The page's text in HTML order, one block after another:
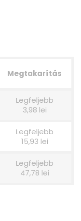
Megtakarítás
Legfeljebb
3,98 lei
Legfeljebb
15,93 lei
Legfeljebb
47,78 lei